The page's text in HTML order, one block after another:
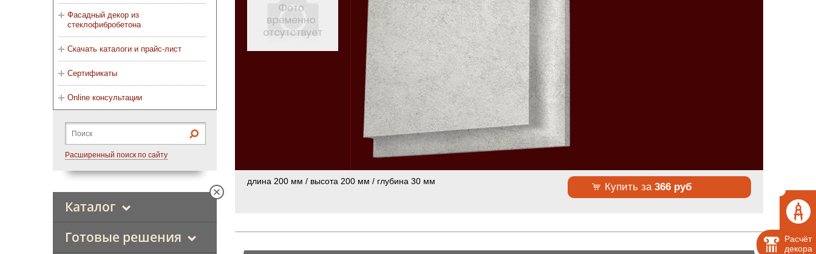
Расчёт
декора
Фасадный декор из
стеклофибробетона
Скачать каталоги и прайс-лист
Сертификаты
Online консультации
Расширенный поиск по сайту
Каталог
Готовые решения
Купить за366 руб
длина 200 мм / высота 200 мм / глубина 30 мм